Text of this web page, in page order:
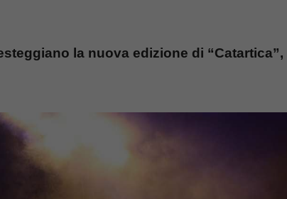
la nuova edizione di “Catartica”,